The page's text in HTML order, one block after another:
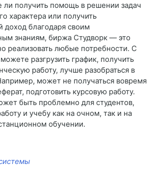
ли получить помощь в решении задач
характера или получить
доход благодаря своим
знаниям, биржа Студворк — это
реализовать любые потребности. С
разгрузить график, получить
работу, лучше разобраться в
может не получаться вовремя
подготовить курсовую работу.
быть проблемно для студентов,
и учебу как на очном, так и на
обучении.